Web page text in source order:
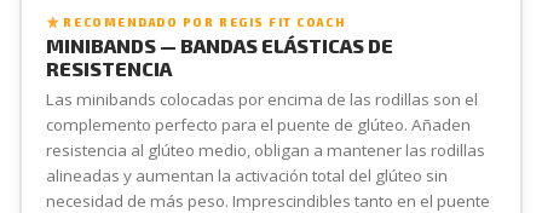
RECOMENDADO POR REGIS FIT COACH
MINIBANDS — BANDAS ELÁSTICAS DE
RESISTENCIA
Las minibands colocadas por encima de las rodillas son el
complemento perfecto para el puente de glúteo. Añaden
resistencia al glúteo medio, obligan a mantener las rodillas
alineadas y aumentan la activación total del glúteo sin
necesidad de más peso. Imprescindibles tanto en el puente